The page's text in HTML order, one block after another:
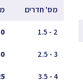
מס' חדרים
2 - 1.5
0
3 - 2.5
4 - 3.5